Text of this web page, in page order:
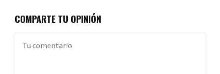
COMPARTE TU OPINIÓN